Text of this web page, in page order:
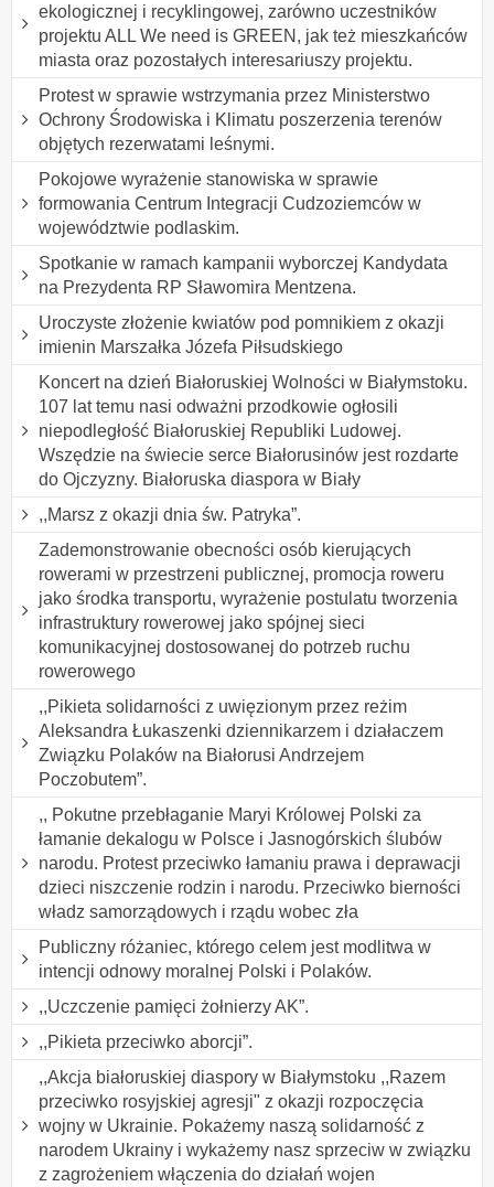
ekologicznej i recyklingowej, zarówno uczestników
projektu ALL We need is GREEN, jak też mieszkańców
miasta oraz pozostałych interesariuszy projektu.
Protest w sprawie wstrzymania przez Ministerstwo
Ochrony Środowiska i Klimatu poszerzenia terenów
objętych rezerwatami leśnymi.
Pokojowe wyrażenie stanowiska w sprawie
formowania Centrum Integracji Cudzoziemców w
województwie podlaskim.
Spotkanie w ramach kampanii wyborczej Kandydata
na Prezydenta RP Sławomira Mentzena.
Uroczyste złożenie kwiatów pod pomnikiem z okazji
imienin Marszałka Józefa Piłsudskiego
Koncert na dzień Białoruskiej Wolności w Białymstoku.
107 lat temu nasi odważni przodkowie ogłosili
niepodległość Białoruskiej Republiki Ludowej.
Wszędzie na świecie serce Białorusinów jest rozdarte
do Ojczyzny. Białoruska diaspora w Biały
,,Marsz z okazji dnia św. Patryka”.
Zademonstrowanie obecności osób kierujących
rowerami w przestrzeni publicznej, promocja roweru
jako środka transportu, wyrażenie postulatu tworzenia
infrastruktury rowerowej jako spójnej sieci
komunikacyjnej dostosowanej do potrzeb ruchu
rowerowego
,,Pikieta solidarności z uwięzionym przez reżim
Aleksandra Łukaszenki dziennikarzem i działaczem
Związku Polaków na Białorusi Andrzejem
Poczobutem”.
,, Pokutne przebłaganie Maryi Królowej Polski za
łamanie dekalogu w Polsce i Jasnogórskich ślubów
narodu. Protest przeciwko łamaniu prawa i deprawacji
dzieci niszczenie rodzin i narodu. Przeciwko bierności
władz samorządowych i rządu wobec zła
Publiczny różaniec, którego celem jest modlitwa w
intencji odnowy moralnej Polski i Polaków.
,,Uczczenie pamięci żołnierzy AK”.
,,Pikieta przeciwko aborcji”.
,,Akcja białoruskiej diaspory w Białymstoku ,,Razem
przeciwko rosyjskiej agresji" z okazji rozpoczęcia
wojny w Ukrainie. Pokażemy naszą solidarność z
narodem Ukrainy i wykażemy nasz sprzeciw w związku
z zagrożeniem włączenia do działań wojen